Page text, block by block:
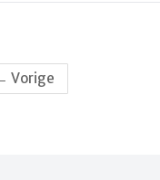
Vorige